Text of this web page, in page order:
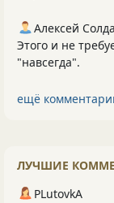
Алексей
Этого и не
"навсегда".
ещё
ЛУЧШИЕ
PLutоvkА